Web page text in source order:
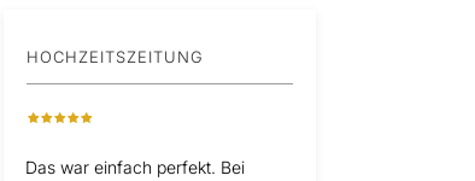
HOCHZEITSZEITUNG
Das war einfach perfekt. Bei